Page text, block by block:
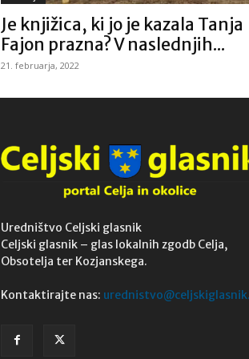
Je knjižica, ki jo je kazala Tanja
Fajon prazna? V naslednjih...
21. februarja, 2022
Uredništvo Celjski glasnik
Celjski glasnik – glas lokalnih zgodb Celja,
Obsotelja ter Kozjanskega.
Kontaktirajte nas: